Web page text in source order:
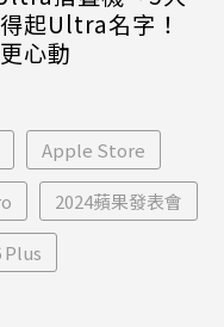
起Ultra名字！
心動
Apple Store
2024蘋果發表會
Plus